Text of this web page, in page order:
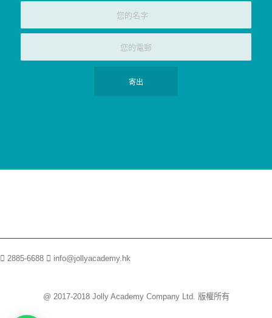
2885-6688 info@jollyacademy.hk
@ 2017-2018 Jolly Academy Company Ltd. 版權所有